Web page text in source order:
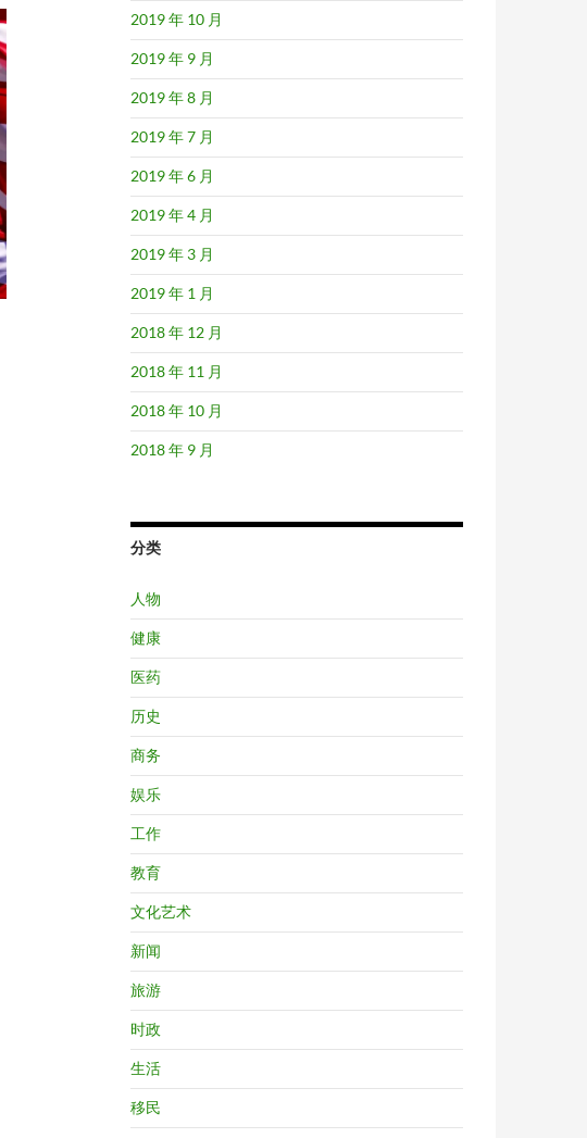
2019 年 10 月
2019 年 9 月
2019 年 8 月
2019 年 7 月
2019 年 6 月
2019 年 4 月
2019 年 3 月
2019 年 1 月
2018 年 12 月
2018 年 11 月
2018 年 10 月
2018 年 9 月
分类
人物
健康
医药
历史
商务
娱乐
工作
教育
文化艺术
新闻
旅游
时政
生活
移民